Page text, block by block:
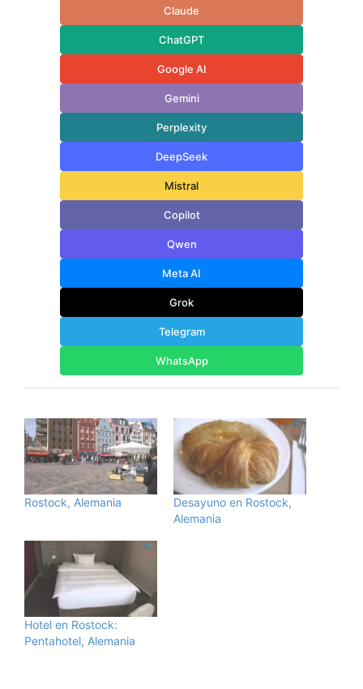
Claude
ChatGPT
Google AI
Gemini
Perplexity
DeepSeek
Mistral
Copilot
Qwen
Meta AI
Grok
Telegram
WhatsApp
Rostock, Alemania
Desayuno en Rostock,
Alemania
Hotel en Rostock:
Pentahotel, Alemania